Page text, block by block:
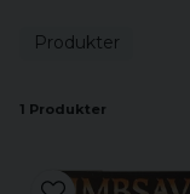
Produkter
1 Produkter